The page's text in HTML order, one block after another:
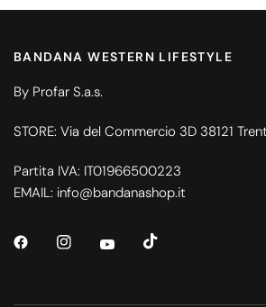
BANDANA WESTERN LIFESTYLE
By Profar S.a.s.
STORE: Via del Commercio 3D 38121
Partita IVA: IT01966500223
EMAIL: info@bandanashop.it